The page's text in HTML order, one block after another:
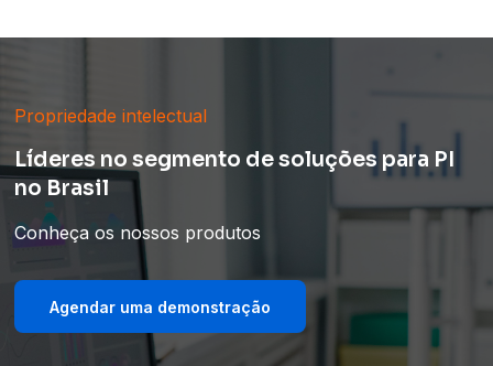
Propriedade intelectual
Líderes no segmento de soluções para PI
no Brasil
Conheça os nossos produtos
Agendar uma demonstração